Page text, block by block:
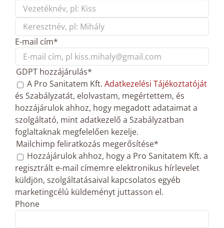
First
Last
E-mail cím*
GDPT hozzájárulás*
A Pro Sanitatem Kft. Adatkezelési Tájékoztatóját
és Szabályzatát, elolvastam, megértettem, és
hozzájárulok ahhoz, hogy megadott adataimat a
szolgáltató, mint adatkezelő a Szabályzatban
foglaltaknak megfelelően kezelje.
Mailchimp feliratkozás megerősítése*
Hozzájárulok ahhoz, hogy a Pro Sanitatem Kft. a
regisztrált e-mail címemre elektronikus hírlevelet
küldjön, szolgáltatásaival kapcsolatos egyéb
marketingcélú küldeményt juttasson el.
Phone